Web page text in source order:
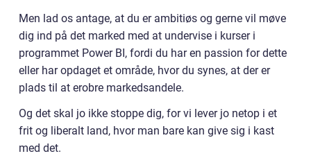
Men lad os antage, at du er ambitiøs og gerne vil møve
dig ind på det marked med at undervise i kurser i
programmet Power BI, fordi du har en passion for dette
eller har opdaget et område, hvor du synes, at der er
plads til at erobre markedsandele.
Og det skal jo ikke stoppe dig, for vi lever jo netop i et
frit og liberalt land, hvor man bare kan give sig i kast
med det.